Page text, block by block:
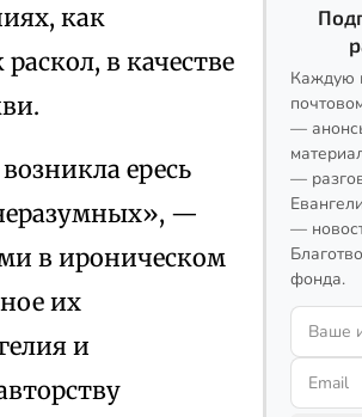
как
в качестве
ересь
—
в ироническом
их
и
Каждую
—
—
—
фонда.